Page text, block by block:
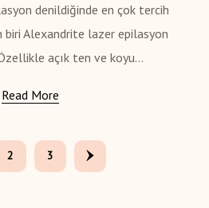
denildiğinde en çok tercih
Alexandrite lazer epilasyon
açık ten ve koyu...
Read More
2 3